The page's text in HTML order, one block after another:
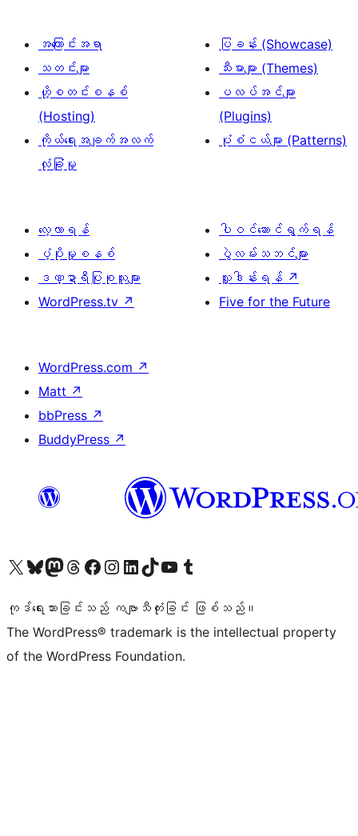
အကြောင်းအရာ
သတင်းများ
ဟို့စတင်းစနစ်
(Hosting)
ကိုယ်ရေးအချက်အလက်
လုံခြုံမှု
ပြခန်း (Showcase)
သီးမားများ (Themes)
ပလပ်အင်များ
(Plugins)
ပုံစံငယ်များ (Patterns)
လေ့လာရန်
ပံ့ပိုးမှုစနစ်
ဒဏ္ဍာရီပြုစုသူများ
WordPress.tv ↗
ပါဝင်ဆောင်ရွက်ရန်
ပွဲလမ်းသဘင်များ
လှူဒါန်းရန် ↗
Five for the Future
WordPress.com ↗
Matt ↗
bbPress ↗
BuddyPress ↗
ကျွန်ုပ်တို့၏ X (ယခင် Twitter) အကောင့်သို့ သွားရောက်ကြည့်ရှုပါကျွန်ုပ်တို့၏ Bluesky အကောင့်သို့ ဝင်ရောက်ကြည့်ရှုရန်
ကျွန်ုပ်တို့၏ Mastodon အကောင့်သို့ သွားရောက်ကြည့်ရှုပါကျွန်ုပ်တို့၏ Threads အကောင့်သို့ ဝင်ရောက်ကြည့်ရှုရန်
ကျွန်ုပ်တို့၏ Facebook စာမျက်နှာသို့ သွားရောက်ကြည့်ရှုပါကျွန်ုပ်တို့၏ Instagram အကောင့်သို့ သွားရောက်ကြည့်ရှုပါ ကျွန်ုပ်တို့၏ LinkedIn အကောင့်သို့ သွားရောက်ကြည့်ရှုပါကျွန်ုပ်တို့၏ TikTok အကောင့်သို့ ဝင်ရောက်ကြည့်ရှုရန်
ကျွန်ုပ်တို့၏ YouTube ချန်နယ်သို့ သွားရောက်ကြည့်ရှုပါ ကျွန်ုပ်တို့၏ Tumblr အကောင့်သို့ ဝင်ရောက်ကြည့်ရှုရန်
ကုဒ်ရေးသားခြင်းသည် ကဗျာသီကုံးခြင်း ဖြစ်သည်။
The WordPress® trademark is the intellectual property
of the WordPress Foundation.